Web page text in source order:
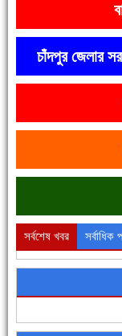
ফরিদগঞ্জের ভূমিহীন ২০
চাঁদপুর জেলার
সর্বশেষ খবর সর্বাধিক